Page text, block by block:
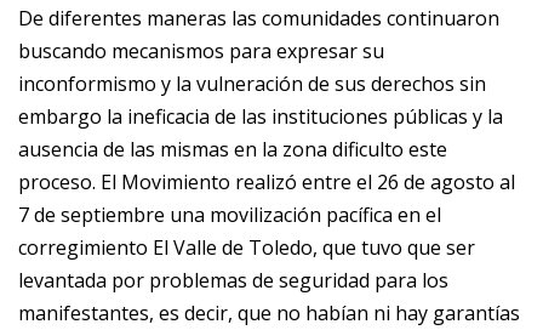
De diferentes maneras las comunidades continuaron
buscando mecanismos para expresar su
inconformismo y la vulneración de sus derechos sin
embargo la ineficacia de las instituciones públicas y la
ausencia de las mismas en la zona dificulto este
proceso. El Movimiento realizó entre el 26 de agosto al
7 de septiembre una movilización pacífica en el
corregimiento El Valle de Toledo, que tuvo que ser
levantada por problemas de seguridad para los
manifestantes, es decir, que no habían ni hay garantías